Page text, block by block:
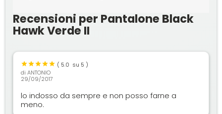
Recensioni per Pantalone Black
Hawk Verde II
( 5.0 su 5 )
diANTONIO
29/09/2017
lo indosso da sempre e non posso farne a
meno.